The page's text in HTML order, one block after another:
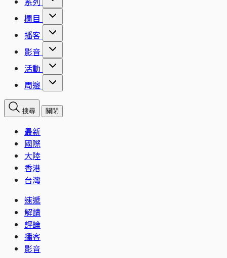
欄目
播客
影音
活動
周邊
搜尋 關閉
最新
國際
大陸
香港
台灣
速遞
解讀
評論
播客
影音